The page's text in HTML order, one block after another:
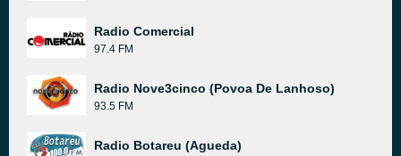
Radio Comercial
97.4 FM
Radio Nove3cinco (Povoa De Lanhoso)
93.5 FM
Radio Botareu (Agueda)